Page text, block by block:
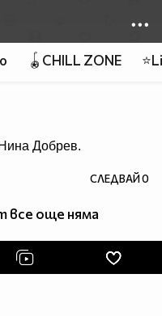
🪀CHILL ZONE
Добрев.
СЛЕДВАЙ0
все още няма